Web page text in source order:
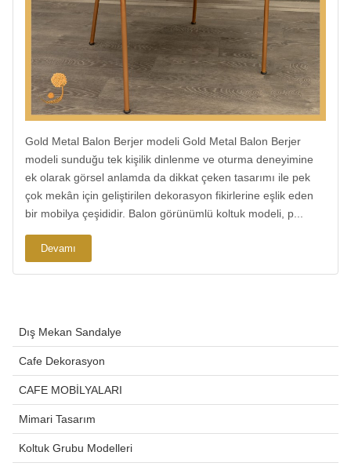
Gold Metal Balon Berjer modeli Gold Metal Balon Berjer
modeli sunduğu tek kişilik dinlenme ve oturma deneyimine
ek olarak görsel anlamda da dikkat çeken tasarımı ile pek
çok mekân için geliştirilen dekorasyon fikirlerine eşlik eden
bir mobilya çeşididir. Balon görünümlü koltuk modeli, p...
Devamı
Dış Mekan Sandalye
Cafe Dekorasyon
CAFE MOBİLYALARI
Mimari Tasarım
Koltuk Grubu Modelleri